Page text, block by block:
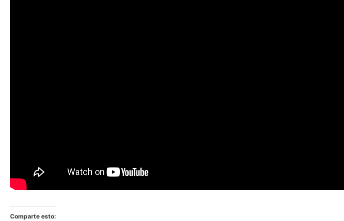
Comparte esto: